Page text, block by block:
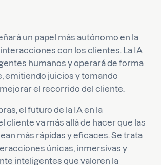
un papel más autónomo en la
con los clientes. La IA
humanos y operará de forma
emitiendo juicios y tomando
el recorrido del cliente.
el futuro de la IA en la
cliente va más allá de hacer que las
más rápidas y eficaces. Se trata
únicas, inmersivas y
inteligentes que valoren la